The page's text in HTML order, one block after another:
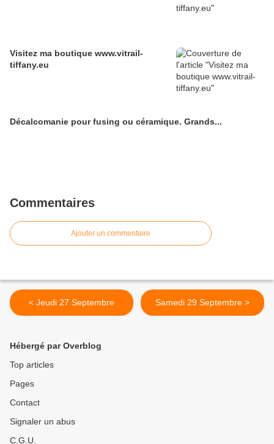
Visitez ma boutique www.vitrail-
tiffany.eu
Décalcomanie pour fusing ou céramique. Grands...
Commentaires
Ajouter un commentaire
< Jeudi 27 Septembre Samedi 29 Septembre >
Hébergé par Overblog
Top articles
Pages
Contact
Signaler un abus
C.G.U.